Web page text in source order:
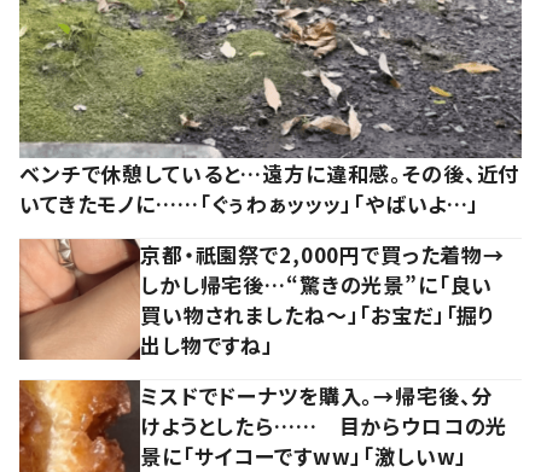
ベンチで休憩していると…遠方に違和感。その後、近付
いてきたモノに……「ぐぅわぁッッッ」「やばいよ…」
京都・祇園祭で2,000円で買った着物→
しかし帰宅後…“驚きの光景”に「良い
買い物されましたね～」「お宝だ」「掘り
出し物ですね」
ミスドでドーナツを購入。→帰宅後、分
けようとしたら…… 目からウロコの光
景に「サイコーですww」「激しいw」